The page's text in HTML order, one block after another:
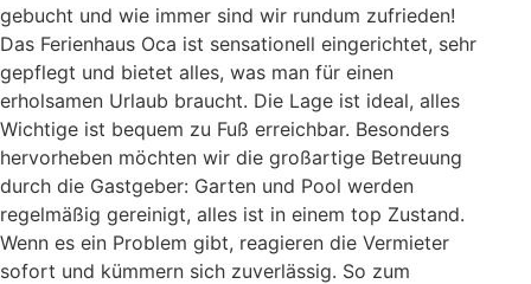
gebucht und wie immer sind wir rundum zufrieden!
Das Ferienhaus Oca ist sensationell eingerichtet, sehr
gepflegt und bietet alles, was man für einen
erholsamen Urlaub braucht. Die Lage ist ideal, alles
Wichtige ist bequem zu Fuß erreichbar. Besonders
hervorheben möchten wir die großartige Betreuung
durch die Gastgeber: Garten und Pool werden
regelmäßig gereinigt, alles ist in einem top Zustand.
Wenn es ein Problem gibt, reagieren die Vermieter
sofort und kümmern sich zuverlässig. So zum